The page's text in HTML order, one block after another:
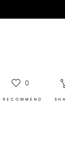
0
RECOMMEND